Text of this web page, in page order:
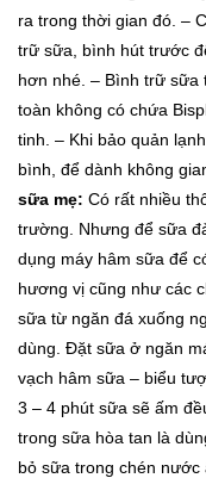
ra trong thời gian đó. –
trữ sữa, bình hút trước
hơn nhé. – Bình trữ sữa
toàn không có chứa
tinh. – Khi bảo quản
bình, để dành không
sữa mẹ: Có rất nhiều
trường. Nhưng để sữa
dụng máy hâm sữa để
hương vị cũng như các
sữa từ ngăn đá xuống
dùng. Đặt sữa ở ngăn
vạch hâm sữa – biểu
3 – 4 phút sữa sẽ ấm
trong sữa hòa tan là
bỏ sữa trong chén nước